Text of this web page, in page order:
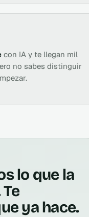
con IA y te llegan mil
no sabes distinguir
lo que la
ya hace.